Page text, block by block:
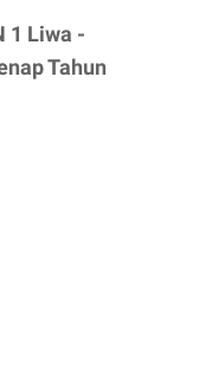
1 Liwa -
Tahun